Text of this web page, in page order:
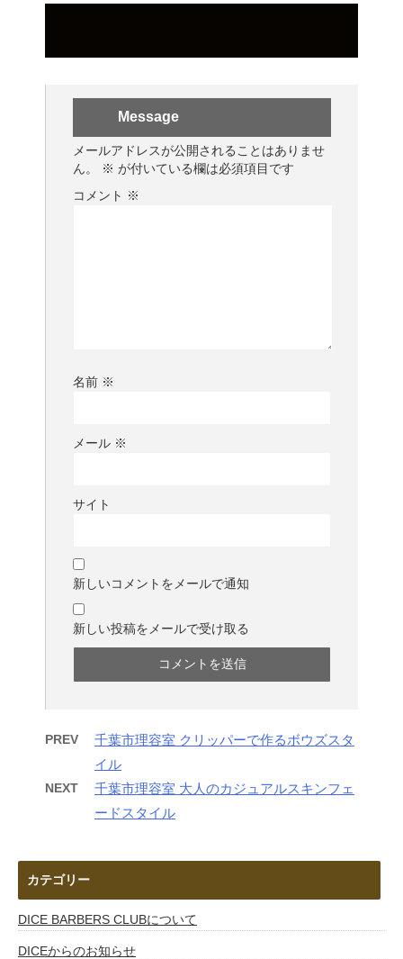
Message
メールアドレスが公開されることはありませ
ん。
※ が付いている欄は必須項目です
コメント ※
名前 ※
メール ※
サイト
新しいコメントをメールで通知
新しい投稿をメールで受け取る
PREV
千葉市理容室 クリッパーで作るボウズスタ
イル
NEXT
千葉市理容室 大人のカジュアルスキンフェ
ードスタイル
カテゴリー
DICE BARBERS CLUBについて
DICEからのお知らせ